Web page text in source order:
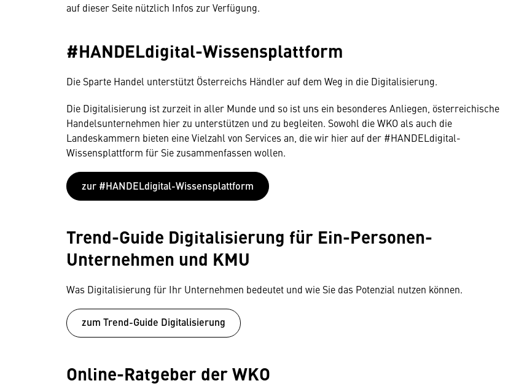
auf dieser Seite nützlich Infos zur Verfügung.
#HANDELdigital-Wissensplattform
Die Sparte Handel unterstützt Österreichs Händler auf dem Weg in die Digitalisierung.
Die Digitalisierung ist zurzeit in aller Munde und so ist uns ein besonderes Anliegen, österreichische
Handelsunternehmen hier zu unterstützen und zu begleiten. Sowohl die WKO als auch die
Landeskammern bieten eine Vielzahl von Services an, die wir hier auf der #HANDELdigital-
Wissensplattform für Sie zusammenfassen wollen.
zur #HANDELdigital-Wissensplattform
Trend-Guide Digitalisierung für Ein-Personen-
Unternehmen und KMU
Was Digitalisierung für Ihr Unternehmen bedeutet und wie Sie das Potenzial nutzen können.
zum Trend-Guide Digitalisierung
Online-Ratgeber der WKO